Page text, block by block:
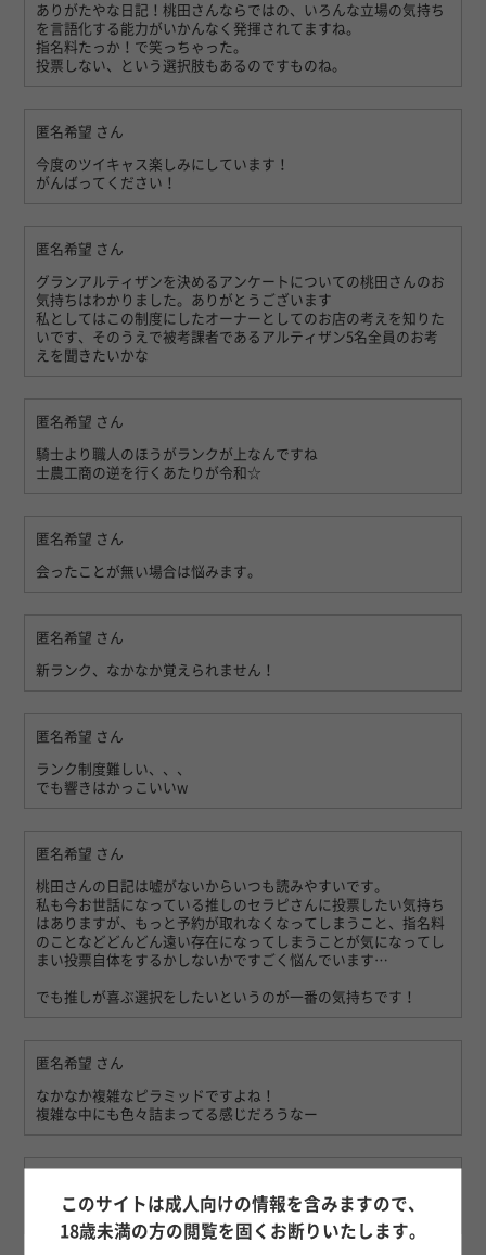
ありがたやな日記！桃田さんならではの、いろんな立場の気持ち
を言語化する能力がいかんなく発揮されてますね。
指名料たっか！で笑っちゃった。
投票しない、という選択肢もあるのですものね。
匿名希望 さん
今度のツイキャス楽しみにしています！
がんばってください！
匿名希望 さん
グランアルティザンを決めるアンケートについての桃田さんのお
気持ちはわかりました。ありがとうございます
私としてはこの制度にしたオーナーとしてのお店の考えを知りた
いです、そのうえで被考課者であるアルティザン5名全員のお考
えを聞きたいかな
匿名希望 さん
騎士より職人のほうがランクが上なんですね
士農工商の逆を行くあたりが令和☆
匿名希望 さん
会ったことが無い場合は悩みます。
匿名希望 さん
新ランク、なかなか覚えられません！
匿名希望 さん
ランク制度難しい、、、
でも響きはかっこいいw
匿名希望 さん
桃田さんの日記は嘘がないからいつも読みやすいです。
私も今お世話になっている推しのセラピさんに投票したい気持ち
はありますが、もっと予約が取れなくなってしまうこと、指名料
のことなどどんどん遠い存在になってしまうことが気になってし
まい投票自体をするかしないかですごく悩んでいます…
でも推しが喜ぶ選択をしたいというのが一番の気持ちです！
匿名希望 さん
なかなか複雑なピラミッドですよね！
複雑な中にも色々詰まってる感じだろうなー
投票悩みますね。
このサイトは成人向けの情報を含みますので、
18歳未満の方の閲覧を固くお断りいたします。